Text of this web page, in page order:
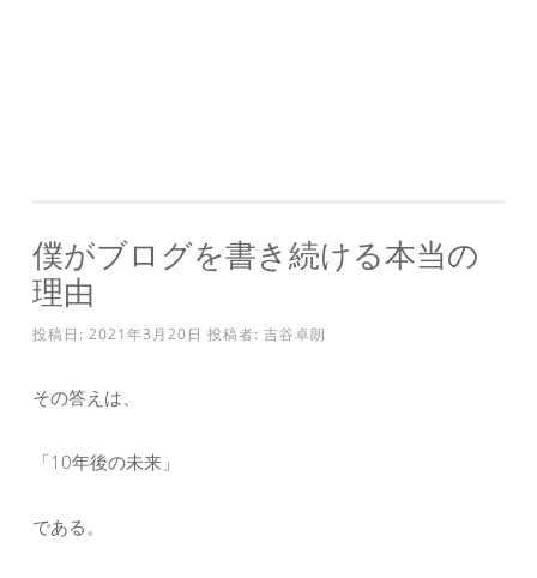
僕がブログを書き続ける本当の
理由
投稿日: 2021年3月20日 投稿者: 吉谷卓朗
その答えは、
「10年後の未来」
である。